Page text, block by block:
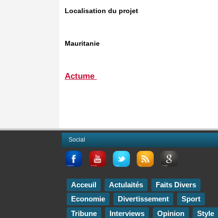
Localisation du projet
Mauritanie
Actume
Social
Acceuil Actulaités
Faits Divers
Economie
Divertissement
Sport
Tribune
Interviews Opinion Style